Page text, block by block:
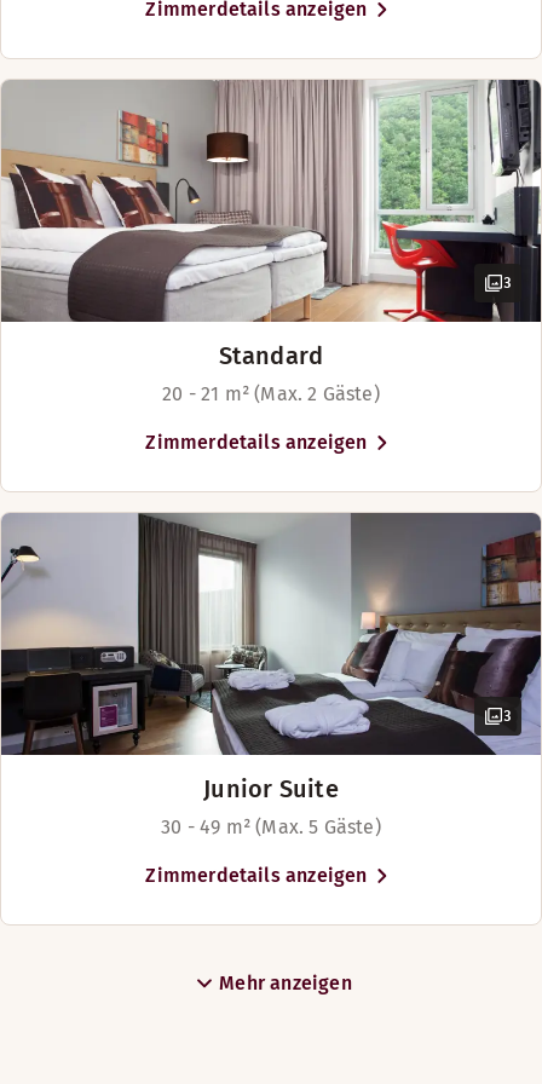
Zimmerdetails anzeigen
3
Standard
20 - 21 m² (Max. 2 Gäste)
Zimmerdetails anzeigen
3
Junior Suite
30 - 49 m² (Max. 5 Gäste)
Zimmerdetails anzeigen
Mehr anzeigen